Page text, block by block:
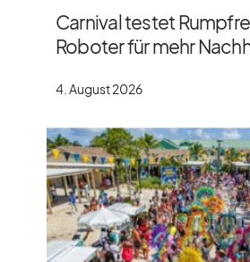
Carnival testet
Roboter für mehr
4. August 2026